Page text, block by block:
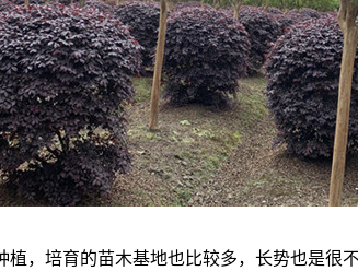
，培育的苗木基地也比较多，长势也是很